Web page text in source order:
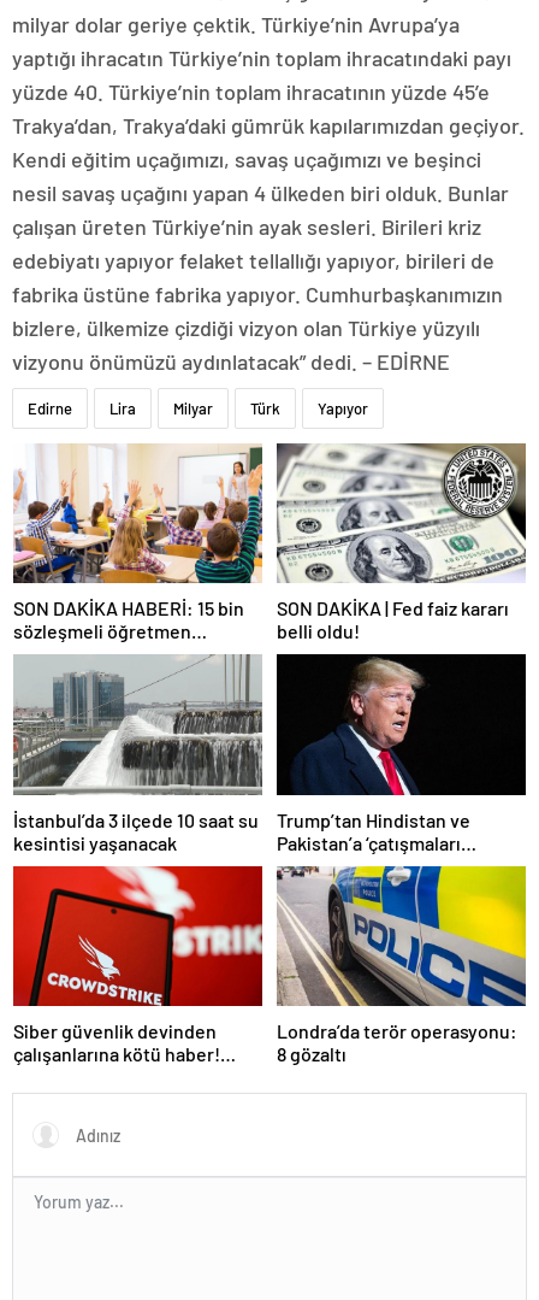
milyar dolar geriye çektik. Türkiye’nin Avrupa’ya
yaptığı ihracatın Türkiye’nin toplam ihracatındaki payı
yüzde 40. Türkiye’nin toplam ihracatının yüzde 45’e
Trakya’dan, Trakya’daki gümrük kapılarımızdan geçiyor.
Kendi eğitim uçağımızı, savaş uçağımızı ve beşinci
nesil savaş uçağını yapan 4 ülkeden biri olduk. Bunlar
çalışan üreten Türkiye’nin ayak sesleri. Birileri kriz
edebiyatı yapıyor felaket tellallığı yapıyor, birileri de
fabrika üstüne fabrika yapıyor. Cumhurbaşkanımızın
bizlere, ülkemize çizdiği vizyon olan Türkiye yüzyılı
vizyonu önümüzü aydınlatacak” dedi. – EDİRNE
Edirne Lira Milyar Türk Yapıyor
SON DAKİKA HABERİ: 15 bin
sözleşmeli öğretmen
atamasında sözlü sınava hak
kazanan adaylar açıklandı
SON DAKİKA | Fed faiz kararı
belli oldu!
İstanbul’da 3 ilçede 10 saat su
kesintisi yaşanacak
Trump’tan Hindistan ve
Pakistan’a ‘çatışmaları
durdurun’ çağrısı
Siber güvenlik devinden
çalışanlarına kötü haber!
Londra’da terör operasyonu:
8 gözaltı